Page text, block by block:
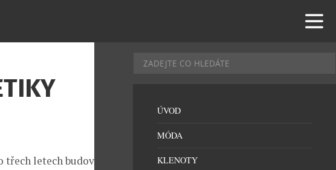
třech letech budování
ÚVOD
MÓDA
KLENOTY